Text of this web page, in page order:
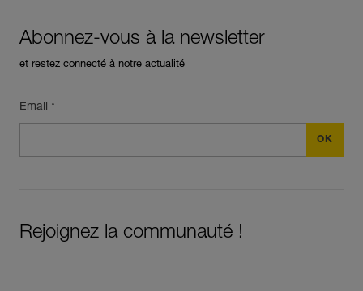
Abonnez-vous à la newsletter
et restez connecté à notre actualité
Email *
Rejoignez la communauté !